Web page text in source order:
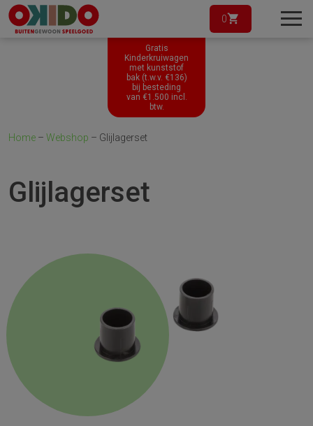
0
Gratis
Kinderkruiwagen
met kunststof
bak (t.w.v. €136)
bij besteding
van €1.500 incl.
btw.
Home – Webshop – Glijlagerset
Glijlagerset